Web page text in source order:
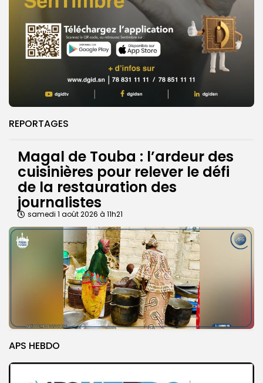
REPORTAGES
Magal de Touba : l’ardeur des
cuisinières pour relever le défi
de la restauration des
journalistes
samedi 1 août 2026 à 11h21
APS HEBDO